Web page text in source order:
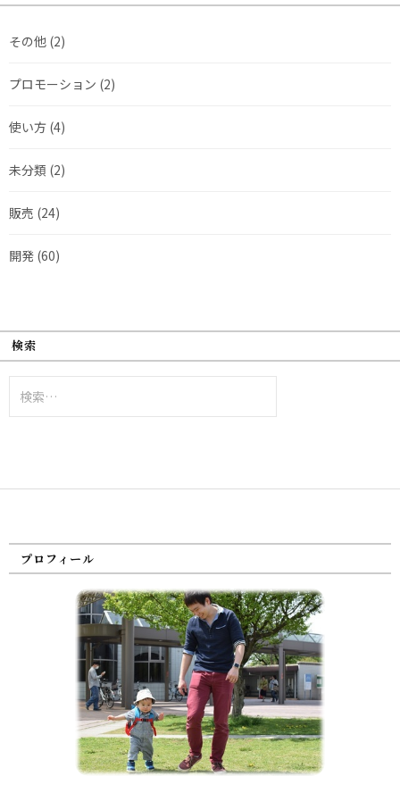
その他 (2)
プロモーション (2)
使い方 (4)
未分類 (2)
販売 (24)
開発 (60)
検索
索:
プロフィール